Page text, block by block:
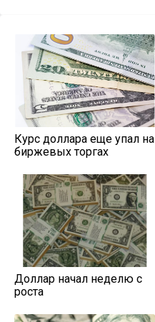
Курс доллара еще упал на
биржевых торгах
Доллар начал неделю с
роста